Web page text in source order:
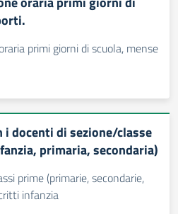
primi giorni di scuola, mense
docenti di sezione/classe
primaria, secondaria)
prime (primarie, secondarie,
infanzia